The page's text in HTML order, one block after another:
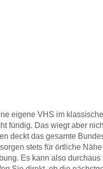
eigene VHS im
fündig. Das wiegt aber
deckt das gesamte
stets für örtliche
Es kann also